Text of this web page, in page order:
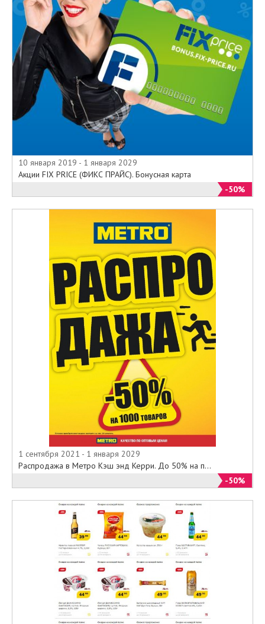
10 января 2019 - 1 января 2029
Акции FIX PRICE (ФИКС ПРАЙС). Бонусная карта
-50%
1 сентября 2021 - 1 января 2029
Распродажа в Метро Кэш энд Керри. До 50% на п...
-50%